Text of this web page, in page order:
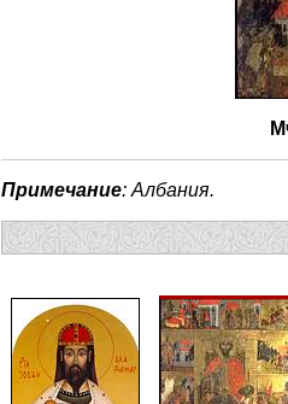
Примечание: Албания.